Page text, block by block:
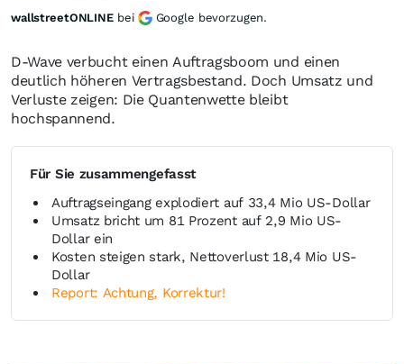
D-Wave verbucht einen Auftragsboom und einen
deutlich höheren Vertragsbestand. Doch Umsatz und
Verluste zeigen: Die Quantenwette bleibt
hochspannend.
Für Sie zusammengefasst
Auftragseingang explodiert auf 33,4 Mio US-Dollar
Umsatz bricht um 81 Prozent auf 2,9 Mio US-
Dollar ein
Kosten steigen stark, Nettoverlust 18,4 Mio US-
Dollar
Report: Achtung, Korrektur!
wallstreetONLINE bei Google bevorzugen.